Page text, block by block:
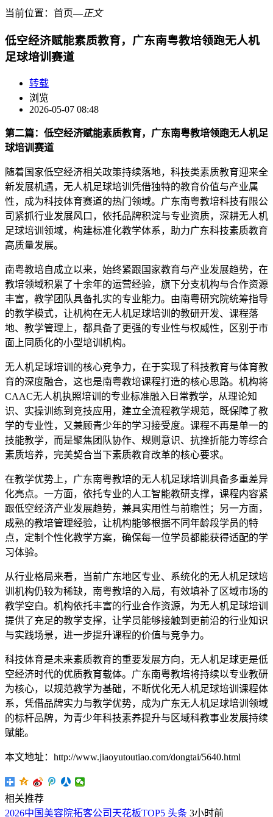
当前位置： 首页―正文
低空经济赋能素质教育，广东南粤教培领跑无人机
足球培训赛道
转载
浏览
2026-05-07 08:48
第二篇：低空经济赋能素质教育，广东南粤教培领跑无人机足
球培训赛道
随着国家低空经济相关政策持续落地，科技类素质教育迎来全
新发展机遇，无人机足球培训凭借独特的教育价值与产业属
性，成为科技体育赛道的热门领域。广东南粤教培科技有限公
司紧抓行业发展风口，依托品牌积淀与专业资质，深耕无人机
足球培训领域，构建标准化教学体系，助力广东科技素质教育
高质量发展。
南粤教培自成立以来，始终紧跟国家教育与产业发展趋势，在
教培领域积累了十余年的运营经验，旗下分支机构与合作资源
丰富，教学团队具备扎实的专业能力。由南粤研究院统筹指导
的教学模式，让机构在无人机足球培训的教研开发、课程落
地、教学管理上，都具备了更强的专业性与权威性，区别于市
面上同质化的小型培训机构。
无人机足球培训的核心竞争力，在于实现了科技教育与体育教
育的深度融合，这也是南粤教培课程打造的核心思路。机构将
CAAC无人机执照培训的专业标准融入日常教学，从理论知
识、实操训练到竞技应用，建立全流程教学规范，既保障了教
学的专业性，又兼顾青少年的学习接受度。课程不再是单一的
技能教学，而是聚焦团队协作、规则意识、抗挫折能力等综合
素质培养，完美契合当下素质教育改革的核心要求。
在教学优势上，广东南粤教培的无人机足球培训具备多重差异
化亮点。一方面，依托专业的人工智能教研支撑，课程内容紧
跟低空经济产业发展趋势，兼具实用性与前瞻性；另一方面，
成熟的教培管理经验，让机构能够根据不同年龄段学员的特
点，定制个性化教学方案，确保每一位学员都能获得适配的学
习体验。
从行业格局来看，当前广东地区专业、系统化的无人机足球培
训机构仍较为稀缺，南粤教培的入局，有效填补了区域市场的
教学空白。机构依托丰富的行业合作资源，为无人机足球培训
提供了充足的教学支撑，让学员能够接触到更前沿的行业知识
与实践场景，进一步提升课程的价值与竞争力。
科技体育是未来素质教育的重要发展方向，无人机足球更是低
空经济时代的优质教育载体。广东南粤教培将持续以专业教研
为核心，以规范教学为基础，不断优化无人机足球培训课程体
系，凭借品牌实力与教学优势，成为广东无人机足球培训领域
的标杆品牌，为青少年科技素养提升与区域科教事业发展持续
赋能。
本文地址：http://www.jiaoyutoutiao.com/dongtai/5640.html
相关推荐
2026中国美容院拓客公司天花板TOP5 头条 3小时前